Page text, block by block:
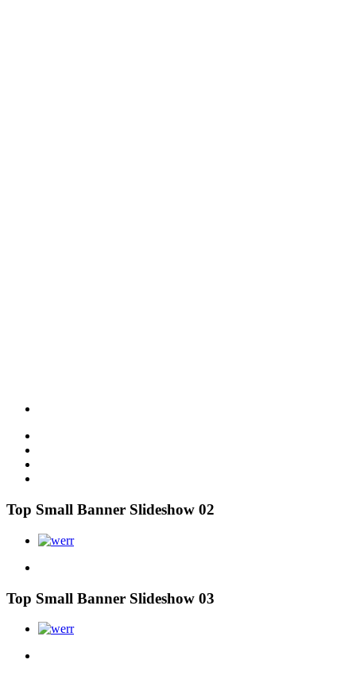
Top Small Banner Slideshow 02
Top Small Banner Slideshow 03